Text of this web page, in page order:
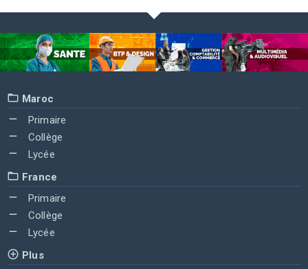
Maroc
Primaire
Collège
Lycée
France
Primaire
Collège
Lycée
Plus